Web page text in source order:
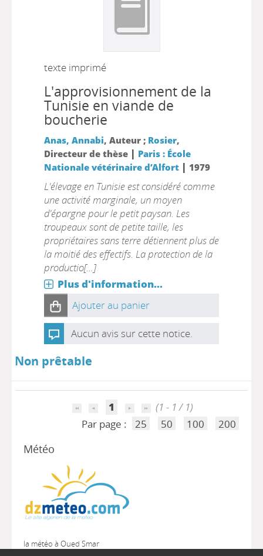
texte imprimé
L'approvisionnement de la
Tunisie en viande de
boucherie
Anas, Annabi, Auteur ; Rosier,
Directeur de thèse | Paris : École
Nationale vétérinaire d’Alfort| 1979
L'élevage en Tunisie est considéré comme
une activité marginale, un moyen
d'épargne pour le petit paysan. Les
troupeaux sont de petite taille, les
propriétaires sans terre détiennent plus de
la moitié des effectifs. La protection de la
productio[...]
Plus d'information...
Ajouter au panier
Aucun avis sur cette notice.
Non prêtable
1
(1 - 1 / 1)
Par page :
25 50 100 200
Météo
la météo à Oued Smar